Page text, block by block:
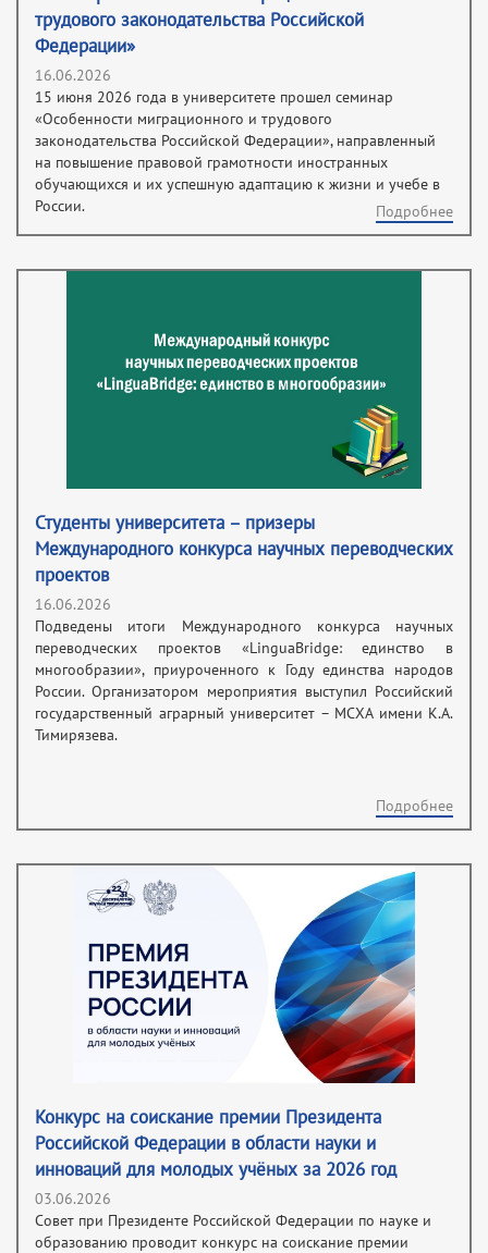
трудового законодательства Российской
Федерации»
16.06.2026
15 июня 2026 года в университете прошел семинар
«Особенности миграционного и трудового
законодательства Российской Федерации», направленный
на повышение правовой грамотности иностранных
обучающихся и их успешную адаптацию к жизни и учебе в
России.
Подробнее
Студенты университета – призеры
Международного конкурса научных переводческих
проектов
16.06.2026
Подведены итоги Международного конкурса научных
переводческих проектов «LinguaBridge: единство в
многообразии», приуроченного к Году единства народов
России. Организатором мероприятия выступил Российский
государственный аграрный университет – МСХА имени К.А.
Тимирязева.
Подробнее
Конкурс на соискание премии Президента
Российской Федерации в области науки и
инноваций для молодых учёных за 2026 год
03.06.2026
Совет при Президенте Российской Федерации по науке и
образованию проводит конкурс на соискание премии